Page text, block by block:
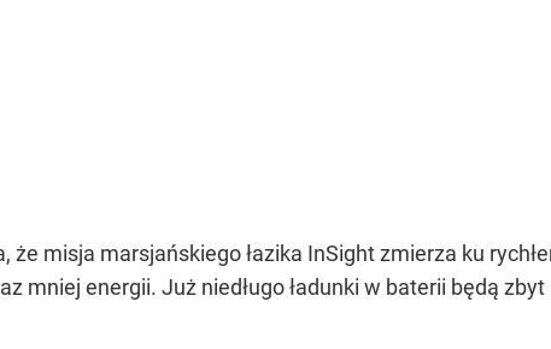
że misja marsjańskiego łazika InSight zmierza ku
mniej energii. Już niedługo ładunki w baterii będą